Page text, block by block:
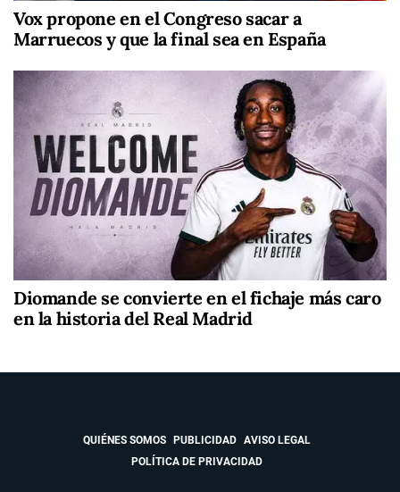
Vox propone en el Congreso sacar a
Marruecos y que la final sea en España
Diomande se convierte en el fichaje más caro
en la historia del Real Madrid
QUIÉNES SOMOS PUBLICIDAD
AVISO LEGAL
POLÍTICA DE PRIVACIDAD